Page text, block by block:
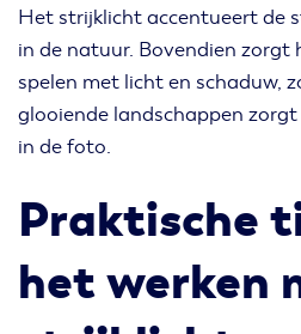
Het strijklicht accentueert de
in de natuur. Bovendien zorgt
spelen met licht en schaduw,
glooiende landschappen
in de foto.
Praktische
het werken